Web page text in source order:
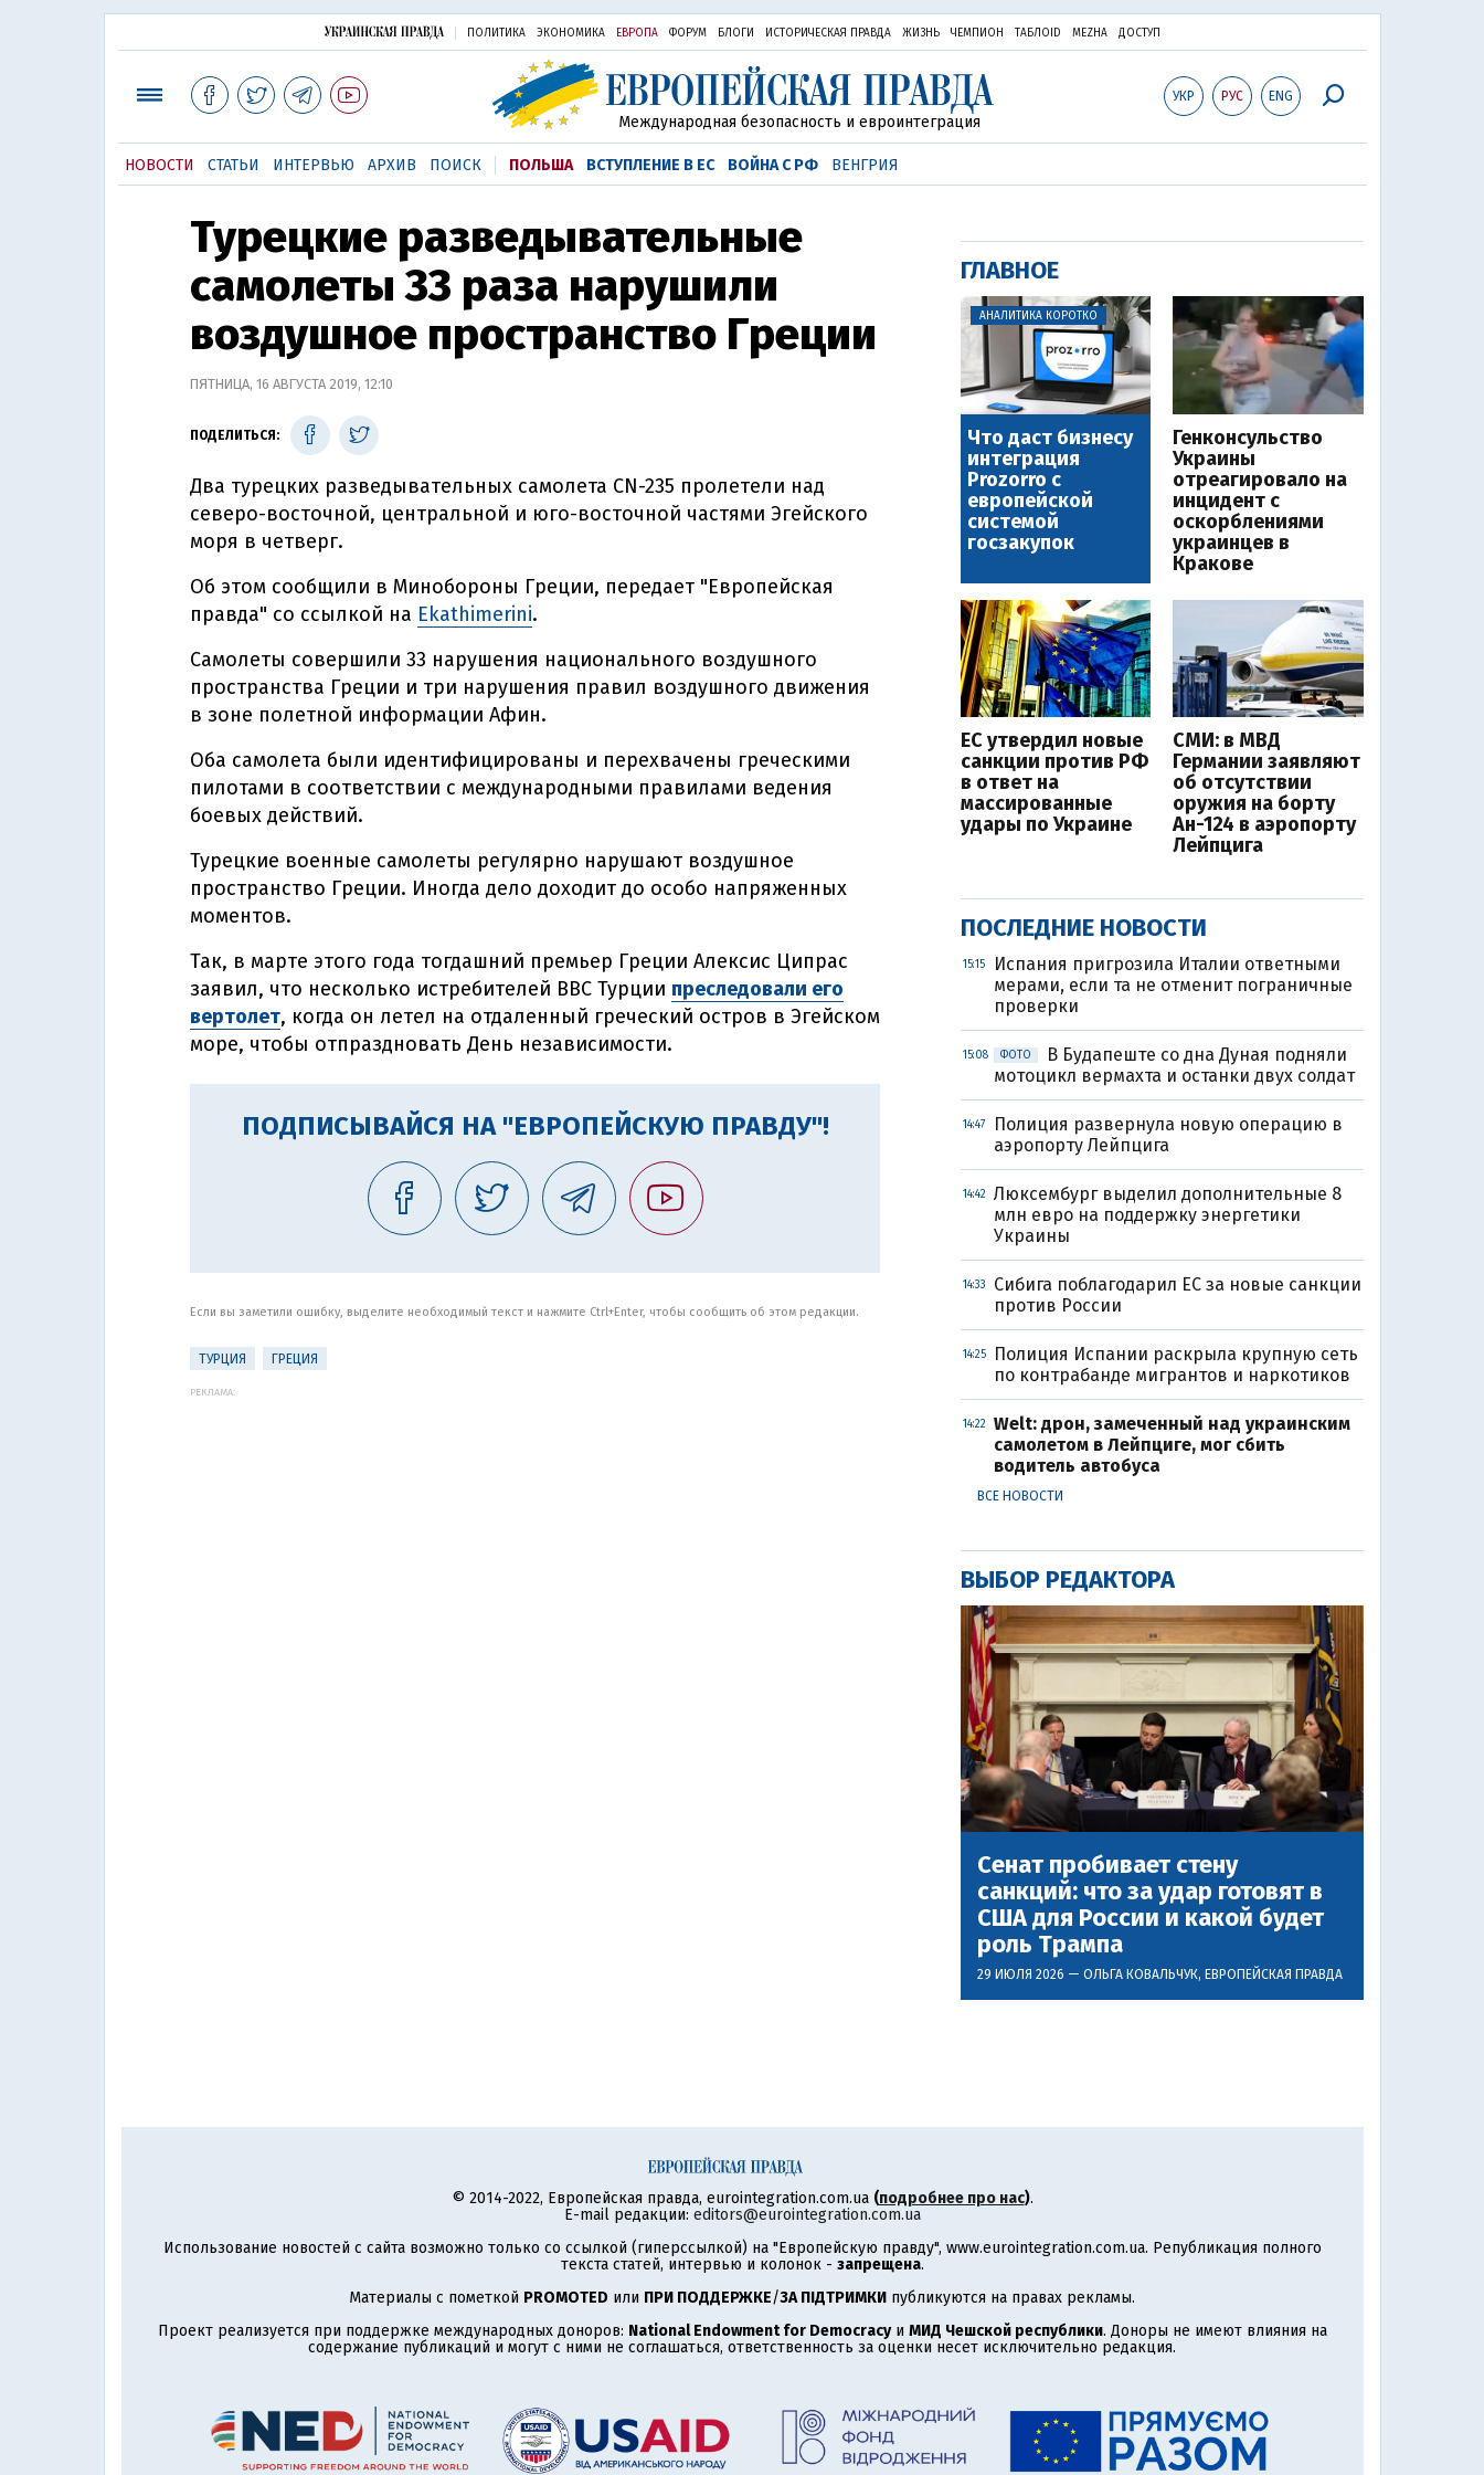
ПОЛИТИКА ЭКОНОМИКА ЕВРОПА ФОРУМ БЛОГИ ИСТОРИЧЕСКАЯ ПРАВДА ЖИЗНЬ ЧЕМПИОН ТАБЛОID MEZHA ДОСТУП
УКР РУС ENG
Международная безопасность и евроинтеграция
НОВОСТИ СТАТЬИ ИНТЕРВЬЮ АРХИВ ПОИСК ПОЛЬША ВСТУПЛЕНИЕ В ЕС ВОЙНА С РФ ВЕНГРИЯ
Турецкие разведывательные
самолеты 33 раза нарушили
воздушное пространство Греции
ПЯТНИЦА, 16 АВГУСТА 2019, 12:10
ПОДЕЛИТЬСЯ:
Два турецких разведывательных самолета CN-235 пролетели над
северо-восточной, центральной и юго-восточной частями Эгейского
моря в четверг.
Об этом сообщили в Минобороны Греции, передает "Европейская
правда" со ссылкой на Ekathimerini.
Самолеты совершили 33 нарушения национального воздушного
пространства Греции и три нарушения правил воздушного движения
в зоне полетной информации Афин.
Оба самолета были идентифицированы и перехвачены греческими
пилотами в соответствии с международными правилами ведения
боевых действий.
Турецкие военные самолеты регулярно нарушают воздушное
пространство Греции. Иногда дело доходит до особо напряженных
моментов.
Так, в марте этого года тогдашний премьер Греции Алексис Ципрас
заявил, что несколько истребителей ВВС Турции преследовали его
вертолет, когда он летел на отдаленный греческий остров в Эгейском
море, чтобы отпраздновать День независимости.
ПОДПИСЫВАЙСЯ НА "ЕВРОПЕЙСКУЮ ПРАВДУ"!
Если вы заметили ошибку, выделите необходимый текст и нажмите Ctrl+Enter, чтобы сообщить об этом редакции.
ТУРЦИЯ ГРЕЦИЯ
РЕКЛАМА:
ГЛАВНОЕ
АНАЛИТИКА КОРОТКО
Что даст бизнесу
интеграция
Prozorro с
европейской
системой
госзакупок
Генконсульство
Украины
отреагировало на
инцидент с
оскорблениями
украинцев в
Кракове
ЕС утвердил новые
санкции против РФ
в ответ на
массированные
удары по Украине
СМИ: в МВД
Германии заявляют
об отсутствии
оружия на борту
Ан-124 в аэропорту
Лейпцига
ПОСЛЕДНИЕ НОВОСТИ
15:15
Испания пригрозила Италии ответными
мерами, если та не отменит пограничные
проверки
15:08 ФОТО
В Будапеште со дна Дуная подняли
мотоцикл вермахта и останки двух солдат
14:47
Полиция развернула новую операцию в
аэропорту Лейпцига
14:42
Люксембург выделил дополнительные 8
млн евро на поддержку энергетики
Украины
14:33
Сибига поблагодарил ЕС за новые санкции
против России
14:25
Полиция Испании раскрыла крупную сеть
по контрабанде мигрантов и наркотиков
14:22
Welt: дрон, замеченный над украинским
самолетом в Лейпциге, мог сбить
водитель автобуса
ВСЕ НОВОСТИ
ВЫБОР РЕДАКТОРА
Сенат пробивает стену
санкций: что за удар готовят в
США для России и какой будет
роль Трампа
29 ИЮЛЯ 2026 — ОЛЬГА КОВАЛЬЧУК, ЕВРОПЕЙСКАЯ ПРАВДА
© 2014-2022, Европейская правда, eurointegration.com.ua (подробнее про нас).
E-mail редакции: editors@eurointegration.com.ua
Использование новостей с сайта возможно только со ссылкой (гиперссылкой) на "Европейскую правду", www.eurointegration.com.ua. Републикация полного
текста статей, интервью и колонок - запрещена.
Материалы с пометкой PROMOTED или ПРИ ПОДДЕРЖКЕ/ЗА ПІДТРИМКИ публикуются на правах рекламы.
Проект реализуется при поддержке международных доноров: National Endowment for Democracyи МИД Чешской республики. Доноры не имеют влияния на
содержание публикаций и могут с ними не соглашаться, ответственность за оценки несет исключительно редакция.